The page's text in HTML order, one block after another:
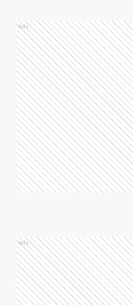
Ads
Ads